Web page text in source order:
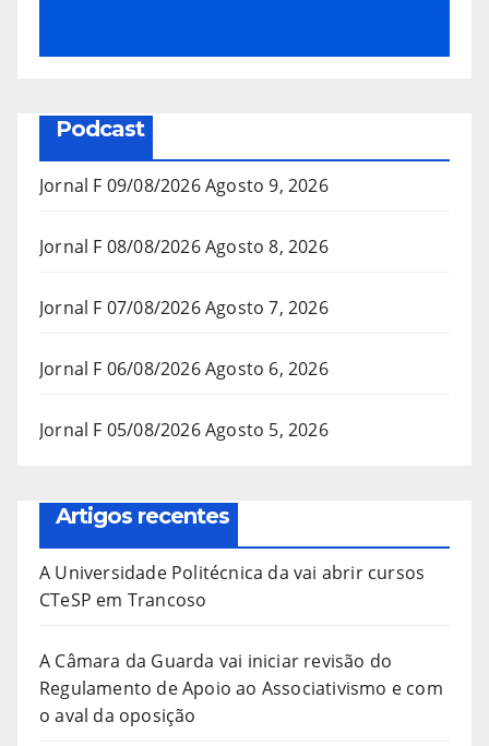
Podcast
Jornal F 09/08/2026Agosto 9, 2026
Jornal F 08/08/2026Agosto 8, 2026
Jornal F 07/08/2026Agosto 7, 2026
Jornal F 06/08/2026Agosto 6, 2026
Jornal F 05/08/2026Agosto 5, 2026
Artigos recentes
A Universidade Politécnica da vai abrir cursos
CTeSP em Trancoso
A Câmara da Guarda vai iniciar revisão do
Regulamento de Apoio ao Associativismo e com
o aval da oposição